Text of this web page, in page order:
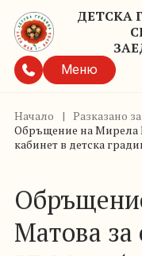
ДЕТСКА
Меню
Начало | Разказано
Обръщение на Мирела
кабинет в детска
Матова за